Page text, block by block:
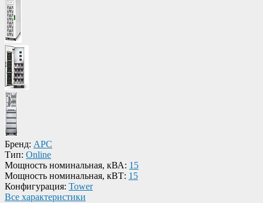
Бренд: APC
Тип: Online
Мощность номинальная, кВА: 15
Мощность номинальная, кВТ: 15
Конфигурация: Tower
Все характеристики